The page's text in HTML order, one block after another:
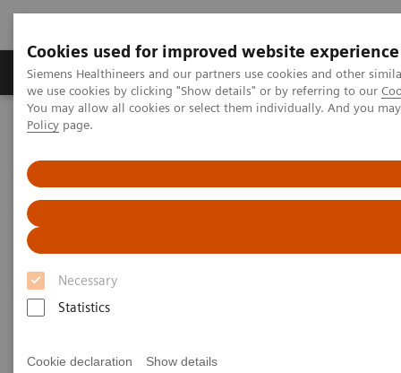
Cookies used for improved website experience
Siemens Healthineers and our partners use cookies and other
we use cookies by clicking "Show details" or by referring to our
You may allow all cookies or select them individually. And you
Policy page.
Necessary
Statistics
Cookie declaration Show details
Productos y servicios Especialidades Clínicas
Siemens Healthineers Latinoamérica